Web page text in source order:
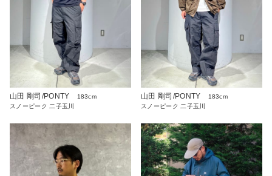
山田 剛司/PONTY
183cm
スノーピーク 二子玉川
山田 剛司/PONTY
183cm
スノーピーク 二子玉川